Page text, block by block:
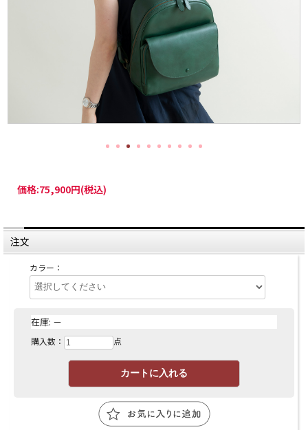
価格:75,900円(税込)
注文
カラー：
在庫: －
購入数： 点